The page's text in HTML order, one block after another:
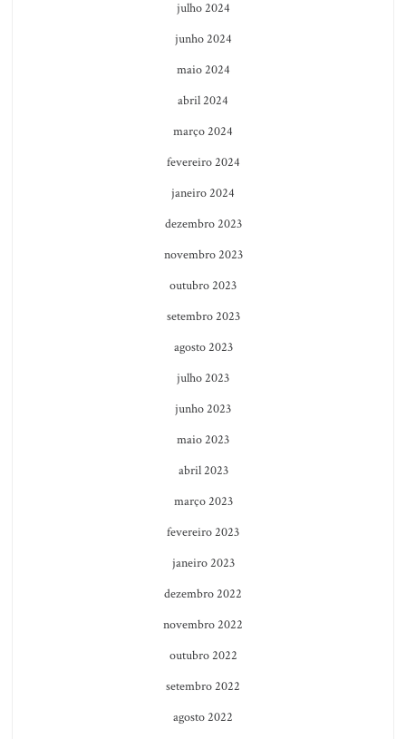
julho 2024
junho 2024
maio 2024
abril 2024
março 2024
fevereiro 2024
janeiro 2024
dezembro 2023
novembro 2023
outubro 2023
setembro 2023
agosto 2023
julho 2023
junho 2023
maio 2023
abril 2023
março 2023
fevereiro 2023
janeiro 2023
dezembro 2022
novembro 2022
outubro 2022
setembro 2022
agosto 2022